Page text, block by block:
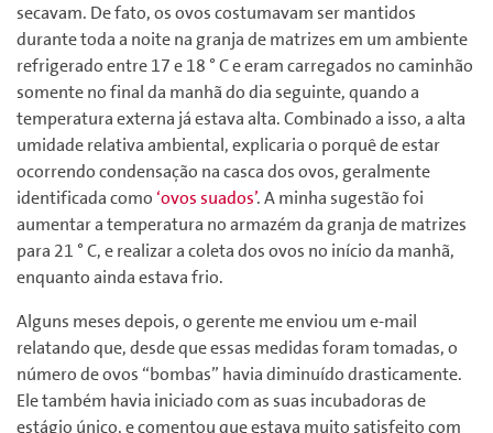
secavam. De fato, os ovos costumavam ser mantidos
durante toda a noite na granja de matrizes em um ambiente
refrigerado entre 17 e 18 ° C e eram carregados no caminhão
somente no final da manhã do dia seguinte, quando a
temperatura externa já estava alta. Combinado a isso, a alta
umidade relativa ambiental, explicaria o porquê de estar
ocorrendo condensação na casca dos ovos, geralmente
identificada como ‘ovos suados’. A minha sugestão foi
aumentar a temperatura no armazém da granja de matrizes
para 21 ° C, e realizar a coleta dos ovos no início da manhã,
enquanto ainda estava frio.
Alguns meses depois, o gerente me enviou um e-mail
relatando que, desde que essas medidas foram tomadas, o
número de ovos “bombas” havia diminuído drasticamente.
Ele também havia iniciado com as suas incubadoras de
estágio único, e comentou que estava muito satisfeito com